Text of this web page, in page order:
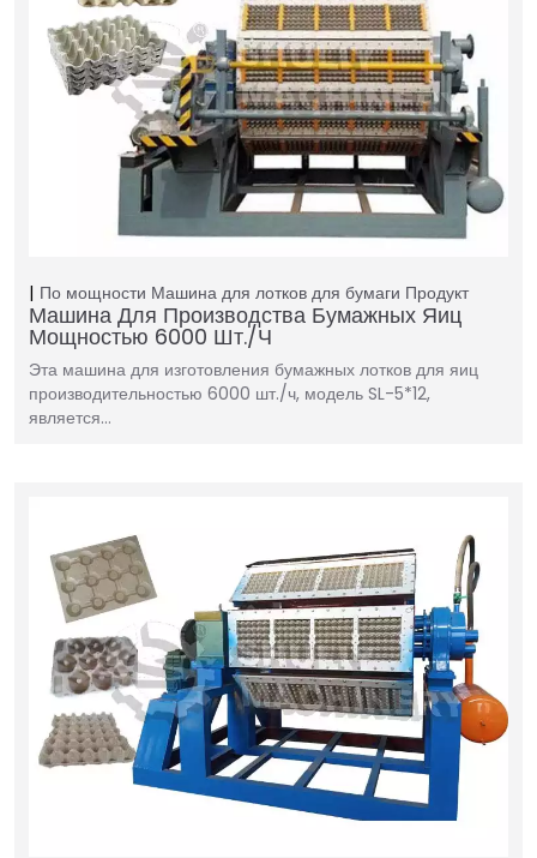
По мощности Машина для лотков для бумаги Продукт
Машина Для Производства Бумажных Яиц
Мощностью 6000 Шт./ч
Эта машина для изготовления бумажных лотков для яиц
производительностью 6000 шт./ч, модель SL-5*12,
является…